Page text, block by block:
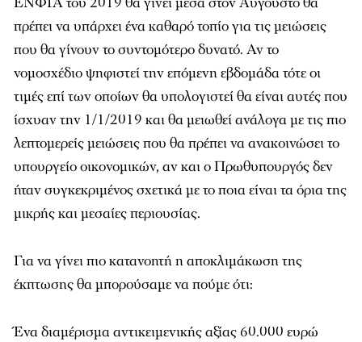
πρέπει να υπάρχει ένα καθαρό τοπίο για τις μειώσεις
που θα γίνουν το συντομότερο δυνατό. Αν το
νομοσχέδιο ψηφιστεί την επόμενη εβδομάδα τότε οι
τιμές επί των οποίων θα υπολογιστεί θα είναι αυτές που
ίσχυαν την 1/1/2019 και θα μειωθεί ανάλογα με τις πιο
λεπτομερείς μειώσεις που θα πρέπει να ανακοινώσει το
υπουργείο οικονομικών, αν και ο Πρωθυπουργός δεν
ήταν συγκεκριμένος σχετικά με το ποια είναι τα όρια της
μικρής και μεσαίες περιουσίας.
Για να γίνει πιο κατανοητή η αποκλιμάκωση της
έκπτωσης θα μπορούσαμε να πούμε ότι:
Ένα διαμέρισμα αντικειμενικής αξίας 60.000 ευρώ